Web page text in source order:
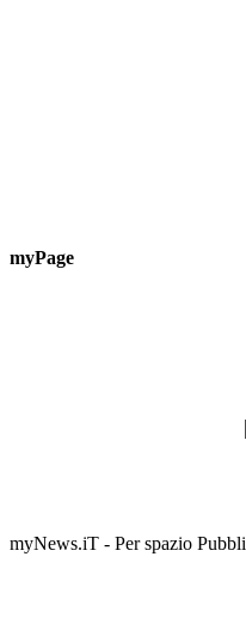
myPage
myNews.iT - Per spazio